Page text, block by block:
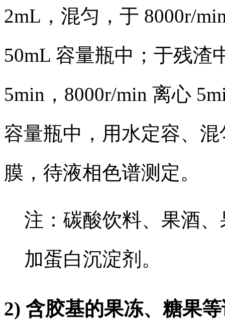
2mL，混匀，于 8000r/
50mL 容量瓶中；于残渣
5min，8000r/min 离心
容量瓶中，用水定容、
膜，待液相色谱测定。
注：碳酸饮料、果酒
加蛋白沉淀剂。
2) 含胶基的果冻、糖果